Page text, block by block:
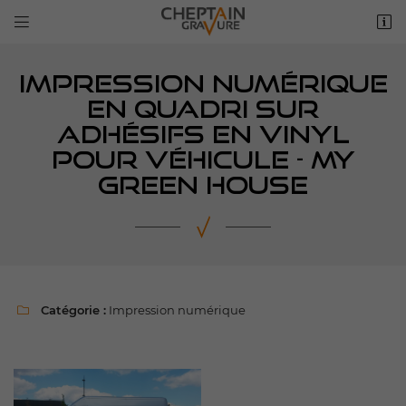
 
IMPRESSION NUMÉRIQUE
EN QUADRI SUR
ADHÉSIFS EN VINYL
POUR VÉHICULE - MY
GREEN HOUSE
 Catégorie : Impression numérique